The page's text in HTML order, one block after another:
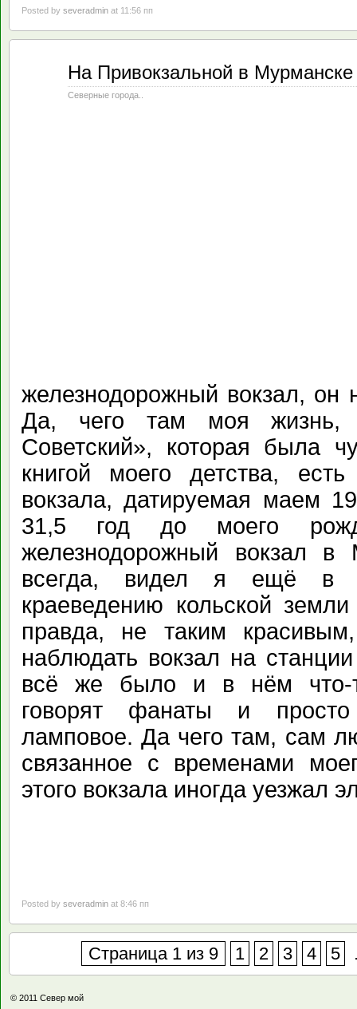
Posted by severadmin at 11:56 пп
На Привокзальной в
Северные города..
железнодорожный вокзал, он
Да, чего там моя жизнь,
Советский», которая была
книгой моего детства,
вокзала, датируемая маем
31,5 год до моего
железнодорожный вокзал
всегда, видел я ещё в
краеведению кольской
правда, не таким
наблюдать вокзал на
всё же было и в нём что-
говорят фанаты и
ламповое. Да чего там, сам
связанное с временами
этого вокзала иногда уезжал
Posted by severadmin at 8:46 пп
Страница 1 из 9 1 2 3 4 5
© 2011 Север мой